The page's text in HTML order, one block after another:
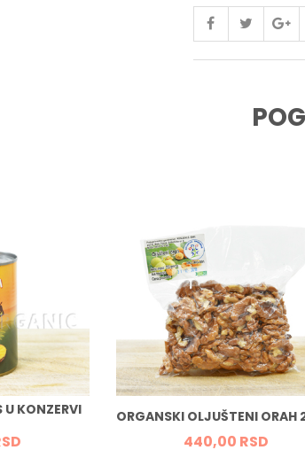
KONZERVI ORGANSKI OLJUŠTENI ORAH
440,00 RSD